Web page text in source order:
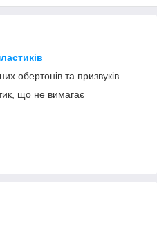
обертонів та призвуків
що не вимагає